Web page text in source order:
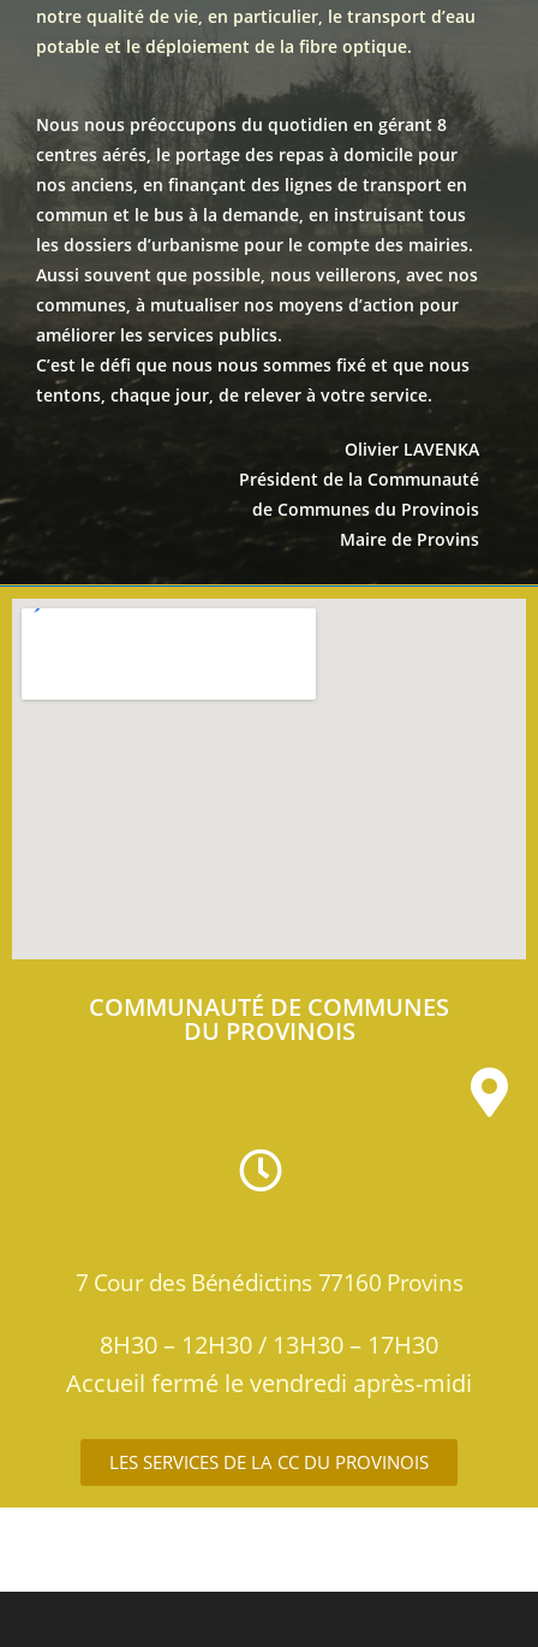
notre qualité de vie, en particulier, le transport d’eau
potable et le déploiement de la fibre optique.
Nous nous préoccupons du quotidien en gérant 8
centres aérés, le portage des repas à domicile pour
nos anciens, en finançant des lignes de transport en
commun et le bus à la demande, en instruisant tous
les dossiers d’urbanisme pour le compte des mairies.
Aussi souvent que possible, nous veillerons, avec nos
communes, à mutualiser nos moyens d’action pour
améliorer les services publics.
C’est le défi que nous nous sommes fixé et que nous
tentons, chaque jour, de relever à votre service.
Olivier LAVENKA
Président de la Communauté
de Communes du Provinois
Maire de Provins
COMMUNAUTÉ DE COMMUNES
DU PROVINOIS
7 Cour des Bénédictins 77160 Provins
8H30 – 12H30 / 13H30 – 17H30
Accueil fermé le vendredi après-midi
LES SERVICES DE LA CC DU PROVINOIS